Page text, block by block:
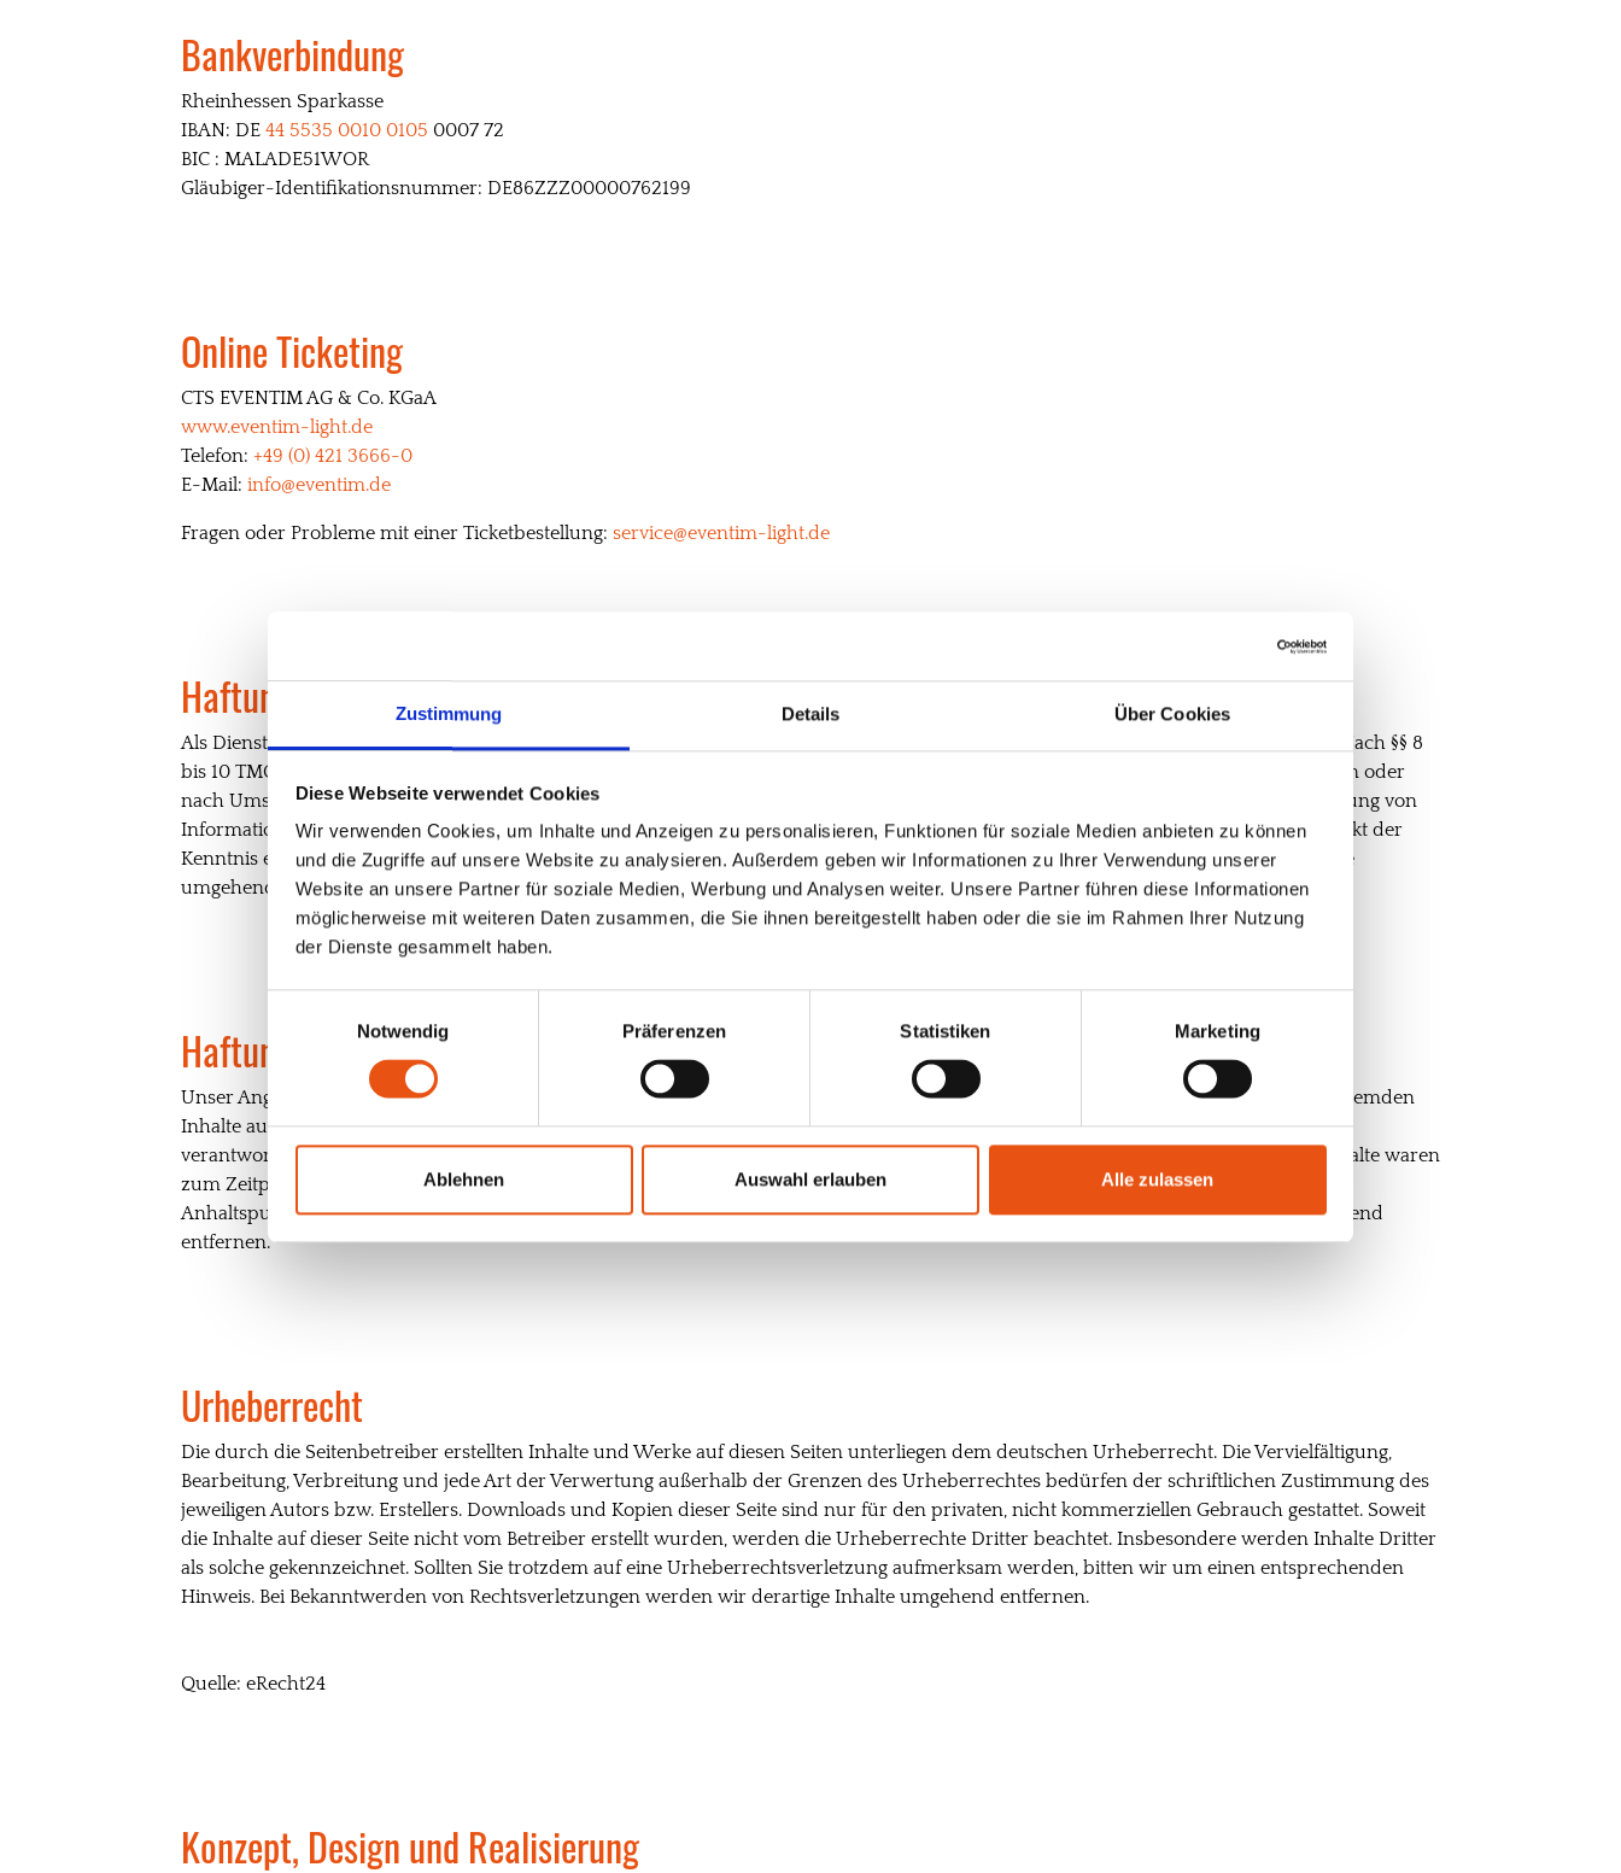
Zustimmung Details Über Cookies
Diese Webseite verwendet Cookies
Wir verwenden Cookies, um Inhalte und Anzeigen zu personalisieren, Funktionen für soziale Medien anbieten zu können
und die Zugriffe auf unsere Website zu analysieren. Außerdem geben wir Informationen zu Ihrer Verwendung unserer
Website an unsere Partner für soziale Medien, Werbung und Analysen weiter. Unsere Partner führen diese Informationen
möglicherweise mit weiteren Daten zusammen, die Sie ihnen bereitgestellt haben oder die sie im Rahmen Ihrer Nutzung
der Dienste gesammelt haben.
Notwendig
Präferenzen Statistiken Marketing
Ablehnen Auswahl erlauben Alle zulassen
Bankverbindung
Rheinhessen Sparkasse
IBAN: DE 44 5535 0010 0105 0007 72
BIC : MALADE51WOR
Gläubiger-Identifikationsnummer: DE86ZZZ00000762199
Online Ticketing
CTS EVENTIM AG & Co. KGaA
www.eventim-light.de
Telefon: +49 (0) 421 3666-0
E-Mail: info@eventim.de
Fragen oder Probleme mit einer Ticketbestellung: service@eventim-light.de
Haftung für Inhalte
Als Diensteanbieter sind wir gemäß § 7 Abs.1 TMG für eigene Inhalte auf diesen Seiten nach den allgemeinen Gesetzen verantwortlich. Nach §§ 8
bis 10 TMG sind wir als Diensteanbieter jedoch nicht verpflichtet, übermittelte oder gespeicherte fremde Informationen zu überwachen oder
nach Umständen zu forschen, die auf eine rechtswidrige Tätigkeit hinweisen. Verpflichtungen zur Entfernung oder Sperrung der Nutzung von
Informationen nach den allgemeinen Gesetzen bleiben hiervon unberührt. Eine diesbezügliche Haftung ist jedoch erst ab dem Zeitpunkt der
Kenntnis einer konkreten Rechtsverletzung möglich. Bei Bekanntwerden von entsprechenden Rechtsverletzungen werden diese Inhalte
umgehend entfernen.
Haftung für Links
Unser Angebot enthält Links zu externen Websites Dritter, auf deren Inhalte wir keinen Einfluss haben. Deshalb können wir für diese fremden
Inhalte auch keine Gewähr übernehmen. Für die Inhalte der verlinkten Seiten ist stets der jeweilige Anbieter oder Betreiber der Seiten
verantwortlich. Die verlinkten Seiten wurden zum Zeitpunkt der Verlinkung auf mögliche Rechtsverstöße überprüft. Rechtswidrige Inhalte waren
zum Zeitpunkt der Verlinkung nicht erkennbar. Eine permanente inhaltliche Kontrolle der verlinkten Seiten ist jedoch ohne konkrete
Anhaltspunkte einer Rechtsverletzung nicht zumutbar. Bei Bekanntwerden von Rechtsverletzungen werden wir derartige Links umgehend
entfernen.
Urheberrecht
Die durch die Seitenbetreiber erstellten Inhalte und Werke auf diesen Seiten unterliegen dem deutschen Urheberrecht. Die Vervielfältigung,
Bearbeitung, Verbreitung und jede Art der Verwertung außerhalb der Grenzen des Urheberrechtes bedürfen der schriftlichen Zustimmung des
jeweiligen Autors bzw. Erstellers. Downloads und Kopien dieser Seite sind nur für den privaten, nicht kommerziellen Gebrauch gestattet. Soweit
die Inhalte auf dieser Seite nicht vom Betreiber erstellt wurden, werden die Urheberrechte Dritter beachtet. Insbesondere werden Inhalte Dritter
als solche gekennzeichnet. Sollten Sie trotzdem auf eine Urheberrechtsverletzung aufmerksam werden, bitten wir um einen entsprechenden
Hinweis. Bei Bekanntwerden von Rechtsverletzungen werden wir derartige Inhalte umgehend entfernen.
Quelle: eRecht24
Konzept, Design und Realisierung